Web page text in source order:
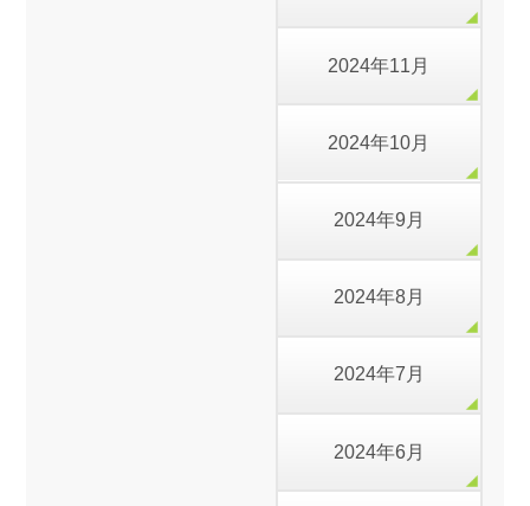
2024年11月
2024年10月
2024年9月
2024年8月
2024年7月
2024年6月